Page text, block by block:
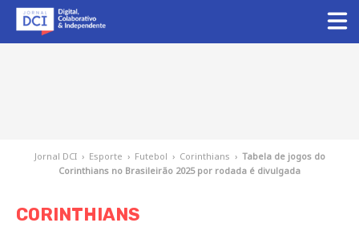
Jornal DCI › Esporte › Futebol › Corinthians › Tabela de jogos do
Corinthians no Brasileirão 2025 por rodada é divulgada
CORINTHIANS